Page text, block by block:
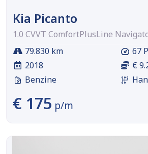
Kia Picanto
1.0 CVVT ComfortPlusLine
79.830 km
2018
Benzine
67
€
€ 175 p/m